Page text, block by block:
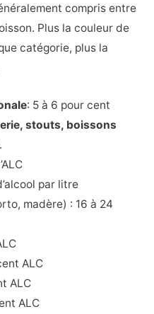
compris entre
Plus la couleur de
catégorie, plus la
: 5 à 6 pour cent
stouts, boissons
par litre
madère) : 16 à 24
ALC
ALC
ALC